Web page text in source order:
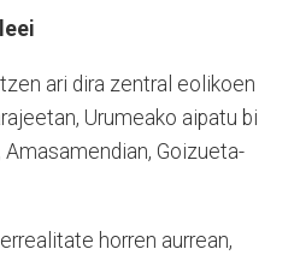
ari dira zentral eolikoen
Urumeako aipatu bi
Amasamendian, Goizueta-
horren aurrean,